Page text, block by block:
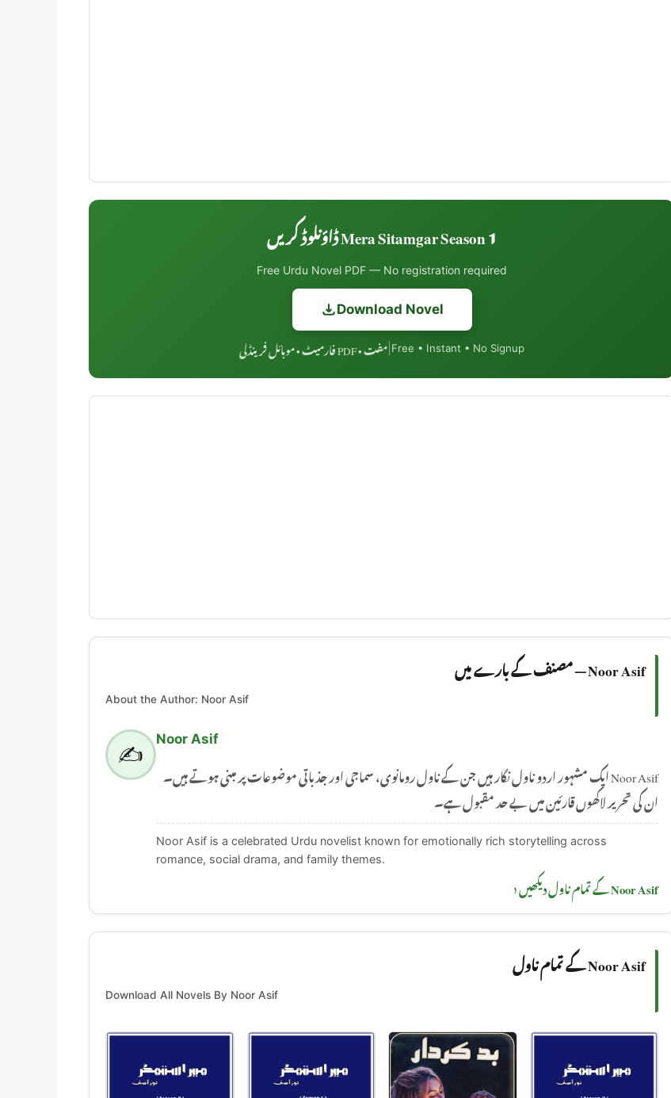
Mera Sitamgar Season 1 ڈاؤنلوڈ کریں
Free Urdu Novel PDF — No registration required
Download Novel
مفت • PDF فارمیٹ • موبائل فرینڈلی Free • Instant • No Signup
Noor Asif — مصنف کے بارے میں
About the Author: Noor Asif
✍️
Noor Asif
Noor Asif ایک مشہور اردو ناول نگار ہیں جن کے ناول رومانوی، سماجی اور جذباتی موضوعات پر مبنی ہوتے ہیں۔
ان کی تحریر لاکھوں قارئین میں بے حد مقبول ہے۔
Noor Asif is a celebrated Urdu novelist known for emotionally rich storytelling across
romance, social drama, and family themes.
Noor Asif کے تمام ناول دیکھیں ‹
Noor Asif کے تمام ناول
Download All Novels By Noor Asif